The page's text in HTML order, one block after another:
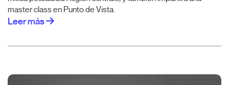
master class en Punto de Vista.
Leer más